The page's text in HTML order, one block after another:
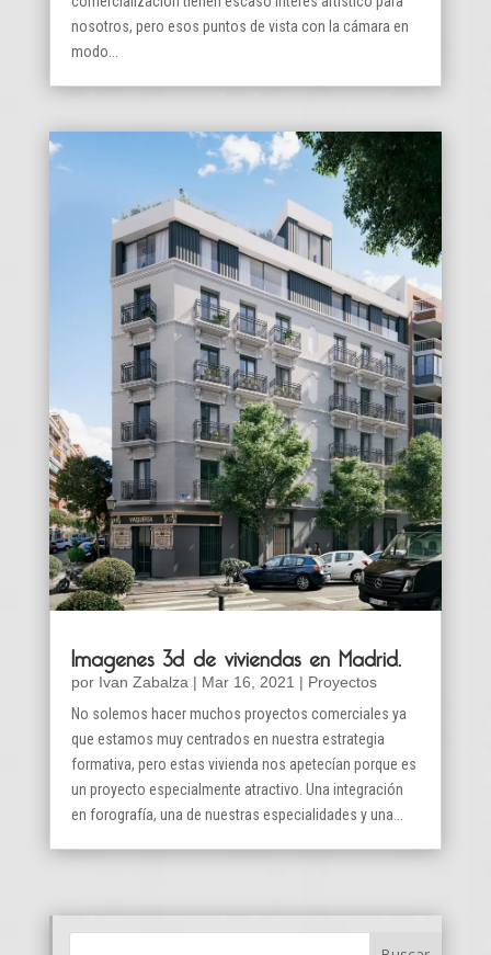
nosotros, pero esos puntos de vista con la cámara en
modo...
Imagenes 3d de viviendas en Madrid.
por Ivan Zabalza | Mar 16, 2021 | Proyectos
No solemos hacer muchos proyectos comerciales ya
que estamos muy centrados en nuestra estrategia
formativa, pero estas vivienda nos apetecían porque es
un proyecto especialmente atractivo. Una integración
en forografía, una de nuestras especialidades y una...